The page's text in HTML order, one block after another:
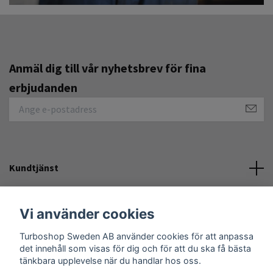
Anmäl dig till vår nyhetsbrev för fina
erbjudanden
Kundtjänst
Sociala medier
Vi använder cookies
Turboshop Sweden AB använder cookies för att anpassa
det innehåll som visas för dig och för att du ska få bästa
tänkbara upplevelse när du handlar hos oss.